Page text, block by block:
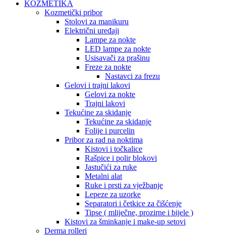
KOZMETIKA
Kozmetički pribor
Stolovi za manikuru
Električni uređaji
Lampe za nokte
LED lampe za nokte
Usisavači za prašinu
Freze za nokte
Nastavci za frezu
Gelovi i trajni lakovi
Gelovi za nokte
Trajni lakovi
Tekućine za skidanje
Tekućine za skidanje
Folije i purcelin
Pribor za rad na noktima
Kistovi i točkalice
Rašpice i polir blokovi
Jastučići za ruke
Metalni alat
Ruke i prsti za vježbanje
Lepeze za uzorke
Separatori i četkice za čišćenje
Tipse ( mliječne, prozirne i bijele )
Kistovi za šminkanje i make-up setovi
Derma rolleri